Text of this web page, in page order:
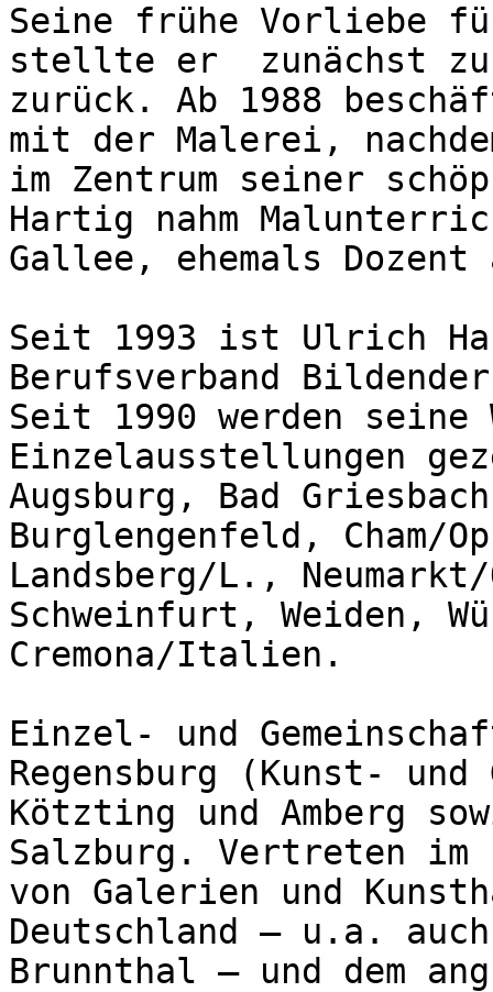
Seine frühe Vorliebe
stellte er  zunächst zu
zurück. Ab 1988
mit der Malerei,
im Zentrum seiner
Hartig nahm
Gallee, ehemals Dozent
Seit 1993 ist Ulrich
Berufsverband
Seit 1990 werden
Einzelausstellungen
Augsburg, Bad
Burglengenfeld,
Landsberg/L.,
Schweinfurt, Weiden,
Cremona/Italien.
Einzel- und
Regensburg (Kunst-
Kötzting und Amberg
Salzburg. Vertreten im
von Galerien und
Deutschland – u.a.
Brunnthal – und dem